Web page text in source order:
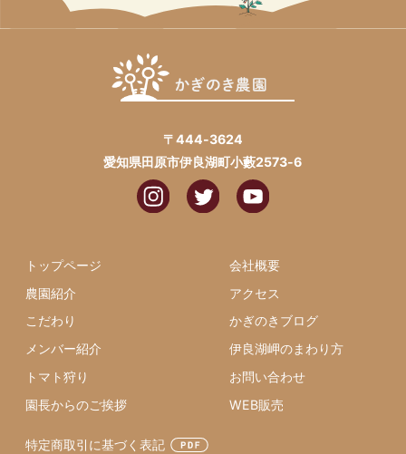
〒444-3624
愛知県田原市伊良湖町小藪2573-6
トップページ
農園紹介
こだわり
メンバー紹介
トマト狩り
園長からのご挨拶
会社概要
アクセス
かぎのきブログ
伊良湖岬のまわり方
お問い合わせ
WEB販売
特定商取引に基づく表記